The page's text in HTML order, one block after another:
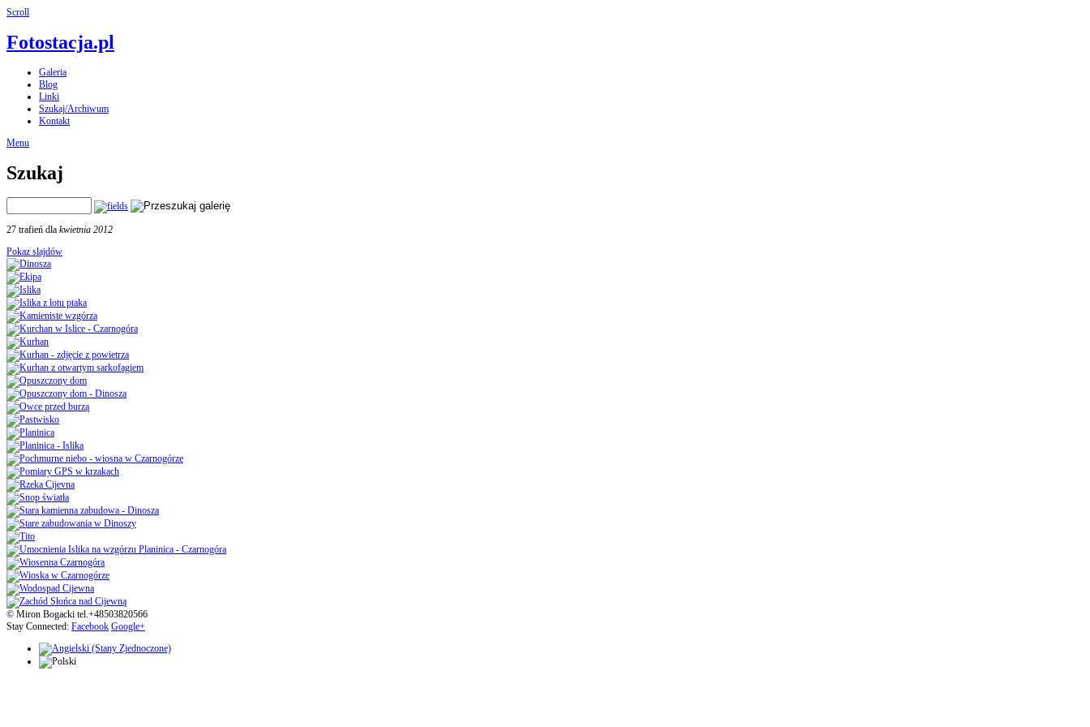
Scroll
Fotostacja.pl
Galeria
Blog
Linki
Szukaj/Archiwum
Kontakt
Menu
Szukaj
27 trafień dla kwietnia 2012
Pokaz slajdów
© Miron Bogacki tel.+48503820566
Stay Connected: Facebook Google+